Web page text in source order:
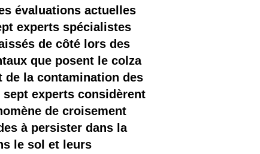
évaluations actuelles
experts spécialistes
de côté lors des
que posent le colza
de la contamination des
experts considèrent
de croisement
à persister dans la
le sol et leurs